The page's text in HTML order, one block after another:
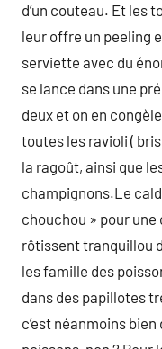
d’un couteau. Et les
leur offre un peeling
serviette avec du
se lance dans une
deux et on en
toutes les ravioli (
la ragoût, ainsi que
champignons.Le
chouchou » pour
rôtissent tranquillou
les famille des
dans des papillotes
c’est néanmoins